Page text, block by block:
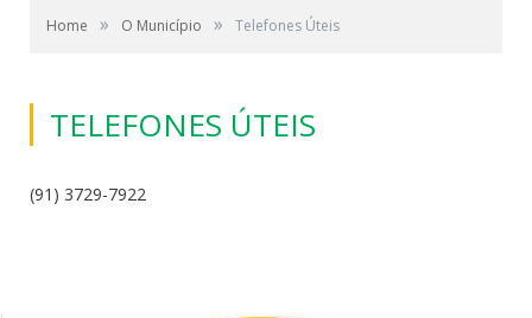
Home » O Município » Telefones Úteis
TELEFONES ÚTEIS
(91) 3729-7922